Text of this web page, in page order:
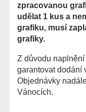
zpracovanou
udělat 1 kus a
grafiku, musí
grafiky.
Z důvodu
garantovat dodání
Objednávky
Vánocích.